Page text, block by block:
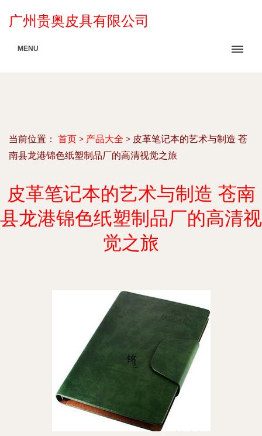
广州贵奥皮具有限公司
MENU
当前位置： 首页 > 产品大全 > 皮革笔记本的艺术与制造 苍
南县龙港锦色纸塑制品厂的高清视觉之旅
皮革笔记本的艺术与制造 苍南
县龙港锦色纸塑制品厂的高清视
觉之旅